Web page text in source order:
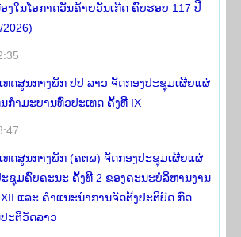
ງໃນໂອກາດວັນຄ້າຍວັນເກີດ ຄົບຮອບ 117 ປີ
2026)
ທດສູນກາງພັກ ປປ ລາວ ຈັດກອງປະຊຸມເຜີຍແຜ່
ຳມະບານທົ່ວປະເທດ ຄັ້ງທີ IX
ທດສູນກາງພັກ (ຄຕພ) ຈັດກອງປະຊຸມເຜີຍແຜ່
ຊຸມຄົບຄະນະ ຄັ້ງທີ 2 ຂອງຄະນະບໍລິຫານງານ
ແລະ ຄໍາແນະນໍາການຈັດຕັ້ງປະຕິບັດ ກົດ
ະຕິວັດລາວ